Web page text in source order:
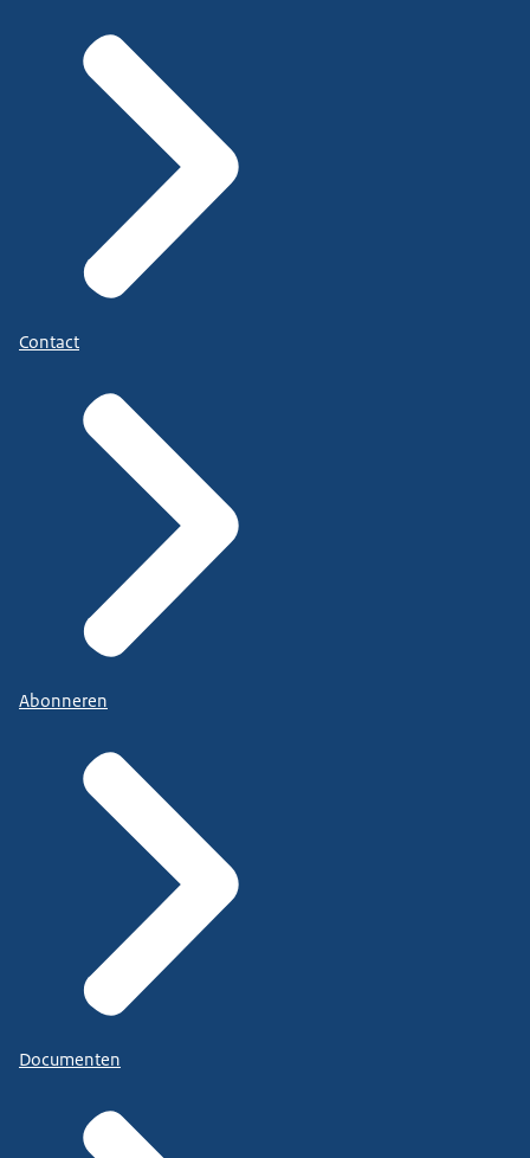
Contact
Abonneren
Documenten